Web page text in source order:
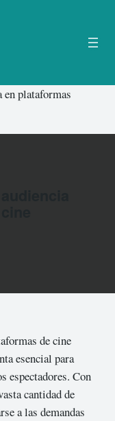
en plataformas
de cine
esencial para
espectadores. Con
cantidad de
a las demandas